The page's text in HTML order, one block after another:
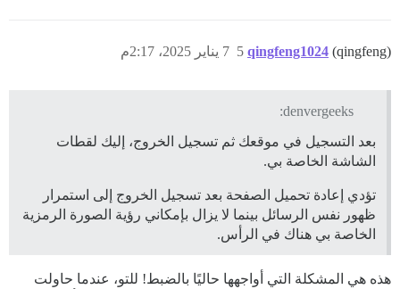
qingfeng1024 (qingfeng) 7 يناير 2025، 2:17م 5
denvergeeks:
بعد التسجيل في موقعك ثم تسجيل الخروج، إليك لقطات
الشاشة الخاصة بي.
تؤدي إعادة تحميل الصفحة بعد تسجيل الخروج إلى استمرار
ظهور نفس الرسائل بينما لا يزال بإمكاني رؤية الصورة الرمزية
الخاصة بي هناك في الرأس.
هذه هي المشكلة التي أواجهها حاليًا بالضبط! للتو، عندما حاولت